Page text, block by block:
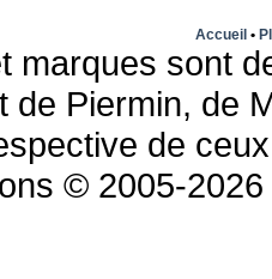
Accueil •
marques sont
de Piermin, de
de
© 2005-